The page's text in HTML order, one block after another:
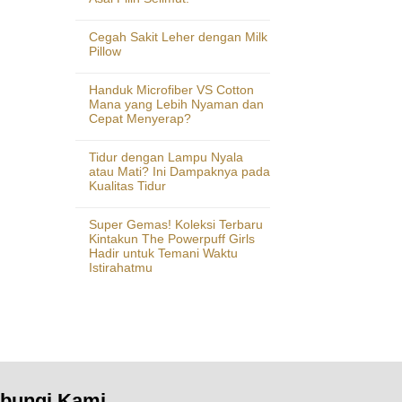
Cegah Sakit Leher dengan Milk
Pillow
Handuk Microfiber VS Cotton
Mana yang Lebih Nyaman dan
Cepat Menyerap?
Tidur dengan Lampu Nyala
atau Mati? Ini Dampaknya pada
Kualitas Tidur
Super Gemas! Koleksi Terbaru
Kintakun The Powerpuff Girls
Hadir untuk Temani Waktu
Istirahatmu